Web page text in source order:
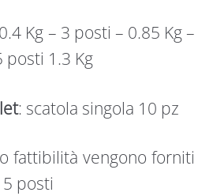
Kg – 3 posti – 0.85 Kg –
posti 1.3 Kg
: scatola singola 10 pz
fattibilità vengono forniti
posti